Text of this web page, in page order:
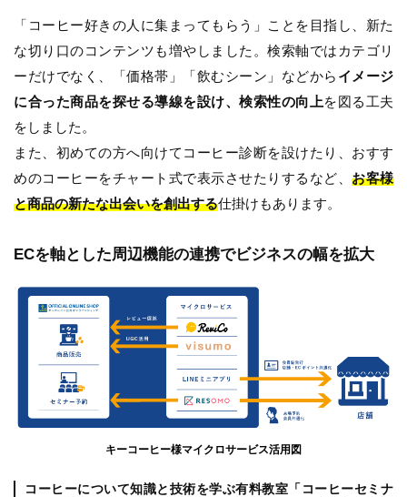
「コーヒー好きの人に集まってもらう」ことを目指し、新た
な切り口のコンテンツも増やしました。検索軸ではカテゴリ
ーだけでなく、「価格帯」「飲むシーン」などから イメージ
に合った商品を探せる導線を設け、検索性の向上を図る工夫
をしました。
また、初めての方へ向けてコーヒー診断を設けたり、おすす
めのコーヒーをチャート式で表示させたりするなど、 お客様
と商品の新たな出会いを創出する仕掛けもあります。
ECを軸とした周辺機能の連携でビジネスの幅を拡大
キーコーヒー様マイクロサービス活用図
コーヒーについて知識と技術を学ぶ有料教室「コーヒーセミナ